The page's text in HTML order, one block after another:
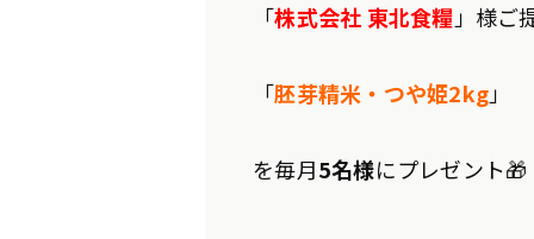
「株式会社 東北食糧」様ご
「胚芽精米・つや姫2kg」
を毎月5名様にプレゼント🎁